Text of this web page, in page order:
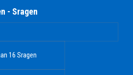
- Sragen
16 Sragen